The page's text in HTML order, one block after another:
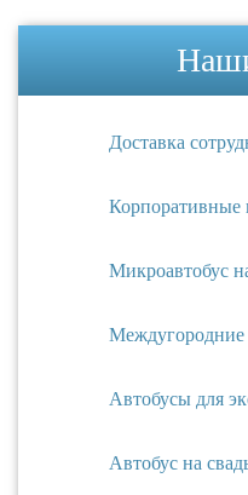
Доставка
Корпоративные
Микроавтобус
Междугородние
Автобусы для
Автобус на